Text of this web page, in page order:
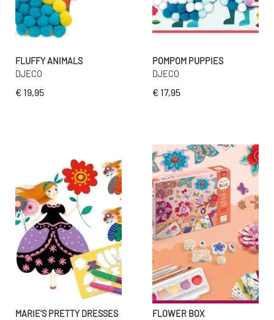
FLUFFY ANIMALS
DJECO
€ 19,95
POMPOM PUPPIES
DJECO
€ 17,95
MARIE’S PRETTY DRESSES
FLOWER BOX